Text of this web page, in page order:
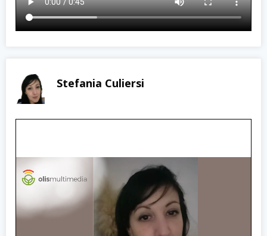
Stefania Culiersi